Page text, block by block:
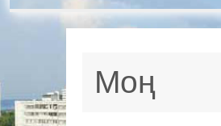
Моң